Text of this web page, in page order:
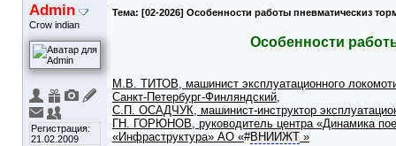
Admin
Crow indian
Регистрация:
21.02.2009
Тема: [02-2026] Особенности работы пневматическиз
Особенности
М.В. ТИТОВ, машинист эксплуатационного
Санкт-Петербург-Финляндский,
С.П. ОСАДЧУК, машинист-инструктор
ГН. ГОРЮНОВ, руководитель центра «Динамика
«Инфраструктура» АО «#ВНИИЖТ »